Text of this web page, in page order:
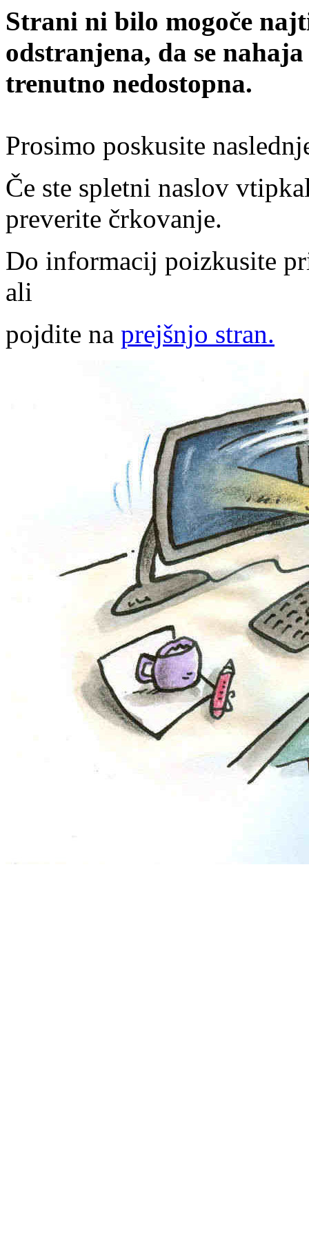
Strani ni bilo mogoče
odstranjena, da se
trenutno nedostopna.
Prosimo poskusite
Če ste spletni naslov
preverite črkovanje.
Do informacij poizkusite
ali
pojdite na prejšnjo stran.